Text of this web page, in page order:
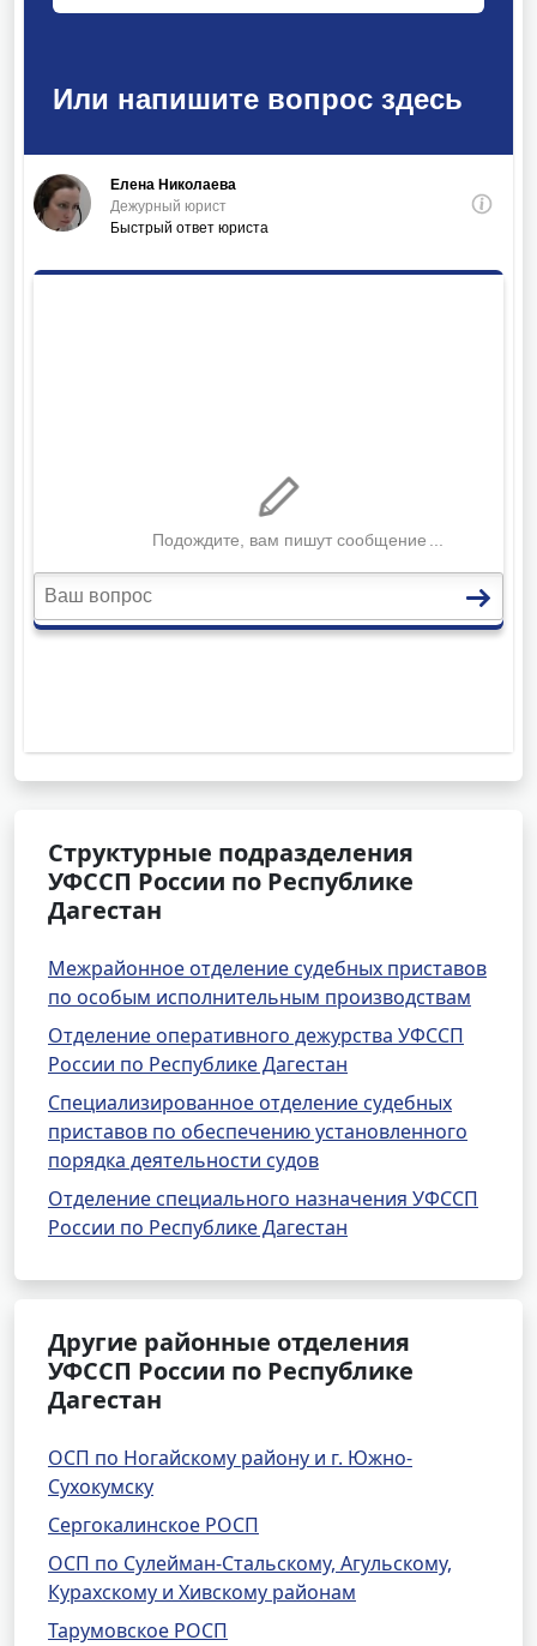
Структурные подразделения
УФССП России по Республике
Дагестан
Межрайонное отделение судебных приставов
по особым исполнительным производствам
Отделение оперативного дежурства УФССП
России по Республике Дагестан
Специализированное отделение судебных
приставов по обеспечению установленного
порядка деятельности судов
Отделение специального назначения УФССП
России по Республике Дагестан
Другие районные отделения
УФССП России по Республике
Дагестан
ОСП по Ногайскому району и г. Южно-
Сухокумску
Сергокалинское РОСП
ОСП по Сулейман-Стальскому, Агульскому,
Курахскому и Хивскому районам
Тарумовское РОСП